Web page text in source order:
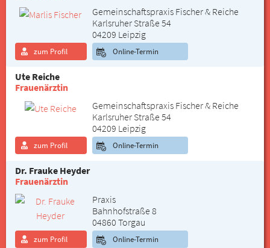
Gemeinschaftspraxis Fischer & Reiche
Karlsruher Straße 54
04209 Leipzig
zum Profil Online-Termin
Ute Reiche
Frauenärztin
Gemeinschaftspraxis Fischer & Reiche
Karlsruher Straße 54
04209 Leipzig
zum Profil Online-Termin
Dr. Frauke Heyder
Frauenärztin
Praxis
Bahnhofstraße 8
04860 Torgau
zum Profil Online-Termin